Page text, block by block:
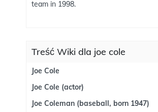
team in 1998.
Treść Wiki dla joe cole
Joe Cole
Joe Cole (actor)
Joe Coleman (baseball, born 1947)